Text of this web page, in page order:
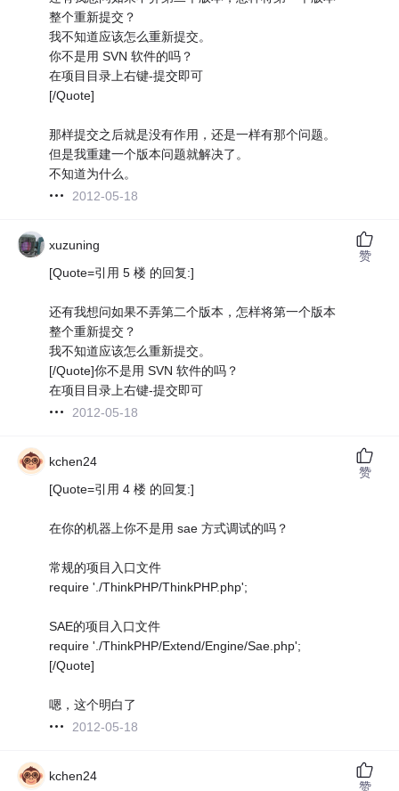
整个重新提交？
我不知道应该怎么重新提交。
你不是用 SVN 软件的吗？
在项目目录上右键-提交即可
[/Quote]
那样提交之后就是没有作用，还是一样有那个问题。
但是我重建一个版本问题就解决了。
不知道为什么。
2012-05-18
xuzuning
[Quote=引用 5 楼 的回复:]
还有我想问如果不弄第二个版本，怎样将第一个版本
整个重新提交？
我不知道应该怎么重新提交。
[/Quote]你不是用 SVN 软件的吗？
在项目目录上右键-提交即可
2012-05-18
赞
kchen24
[Quote=引用 4 楼 的回复:]
在你的机器上你不是用 sae 方式调试的吗？
常规的项目入口文件
require './ThinkPHP/ThinkPHP.php';
SAE的项目入口文件
require './ThinkPHP/Extend/Engine/Sae.php';
[/Quote]
嗯，这个明白了
2012-05-18
赞
kchen24
赞